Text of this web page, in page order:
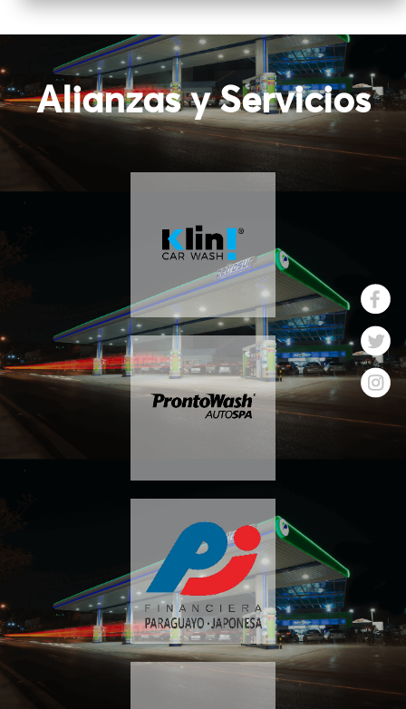
Alianzas y Servicios